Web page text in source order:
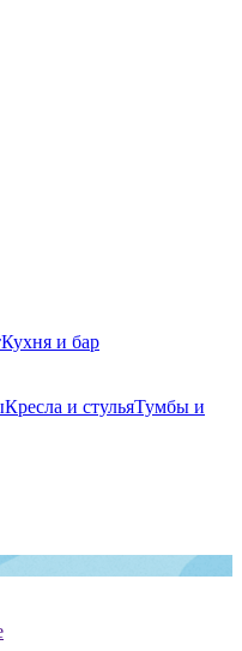
Кухня и бар
Кресла и стульяТумбы и